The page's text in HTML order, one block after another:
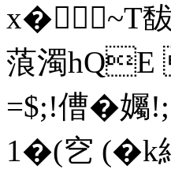
x� ~T馛
蒗濁
=$;!傮�
1�(穵 (�k